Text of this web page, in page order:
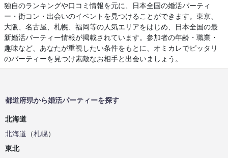
独自のランキングや口コミ情報を元に、日本全国の婚活パーティ
ー・街コン・出会いのイベントを見つけることができます。東京、
大阪、名古屋、札幌、福岡等の人気エリアをはじめ、日本全国の最
新婚活パーティー情報が掲載されています。参加者の年齢・職業・
趣味など、あなたが重視したい条件をもとに、オミカレでピッタリ
のパーティーを見つけ素敵なお相手と出会いましょう。
都道府県から婚活パーティーを探す
北海道
北海道 （札幌）
東北